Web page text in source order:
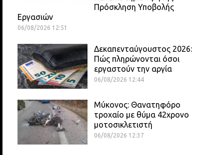
Πρόσκληση Υποβολής
Εργασιών
06/08/2026 12:51
Δεκαπενταύγουστος 2026:
Πώς πληρώνονται όσοι
εργαστούν την αργία
06/08/2026 12:44
Μύκονος: Θανατηφόρο
τροχαίο με θύμα 42χρονο
μοτοσικλετιστή
06/08/2026 12:37